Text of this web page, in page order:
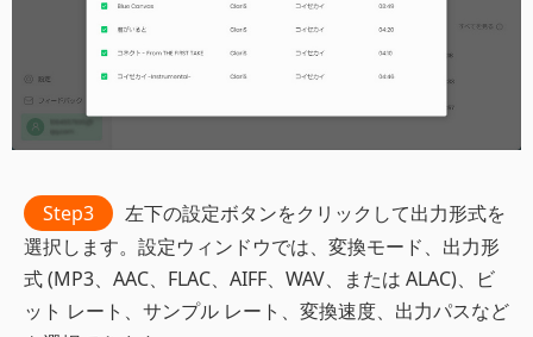
Step3
左下の設定ボタンをクリックして出力形式を
選択します。設定ウィンドウでは、変換モード、出力形
式 (MP3、AAC、FLAC、AIFF、WAV、または ALAC)、ビ
ット レート、サンプル レート、変換速度、出力パスなど